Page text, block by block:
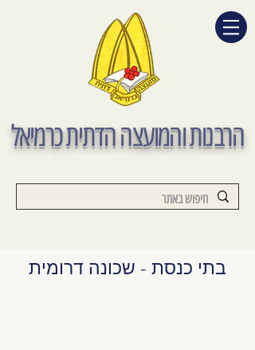
הרבנות והמועצה הדתית כרמיאל
בתי כנסת - שכונה דרומית